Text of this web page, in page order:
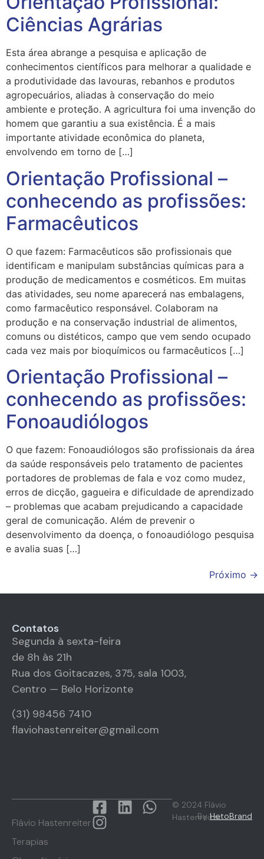
Ciências Agrárias
Esta área abrange a pesquisa e aplicação de
conhecimentos científicos para melhorar a qualidade e
a produtividade das lavouras, rebanhos e produtos
agropecuários, aliadas à conservação do meio
ambiente e proteção. A agricultura foi uma invenção do
homem que garantiu a sua existência. É a mais
importante atividade econômica do planeta,
envolvendo em torno de […]
Orientação Profissional –
conhecendo as profissões:
Farmacêuticos
O que fazem: Farmacêuticos são profissionais que
identificam e manipulam substâncias químicas para a
produção de medicamentos e cosméticos. Em muitas
das atividades, seu nome aparecerá nas embalagens,
como farmacêutico responsável. Colaboram na
produção e na conservação industrial de alimentos,
comuns ou distéticos, campo que vem sendo ocupado
cada vez mais por bioquímicos ou farmacêuticos […]
Orientação Profissional –
conhecendo as profissões:
Fonoaudiólogos
O que fazem: Fonoaudiólogos são profissionais da área
da saúde responsáveis pelo tratamento de pacientes
portadores de problemas de fala e voz como mudez,
erros de dicção, gagueira e dificuldade de aprendizado
– problemas que acabam prejudicando a capacidade
geral de comunicação. Além de prevenir o
desenvolvimento da doença, o fonoaudiólogo pesquisa
e avalia suas […]
Próximo →
Contatos
Segunda à sexta-feira
de 8h às 21h
Rua dos Goitacazes, 375, sala 1003,
Centro — Belo Horizonte
(31) 98456 7410
flaviohastenreiter@gmail.com
© 2024 Flávio
Hastenreiter
ByHetoBrand
Flávio Hastenreiter
Terapias